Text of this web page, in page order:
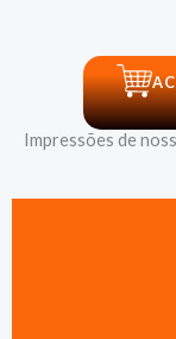
Impressões de